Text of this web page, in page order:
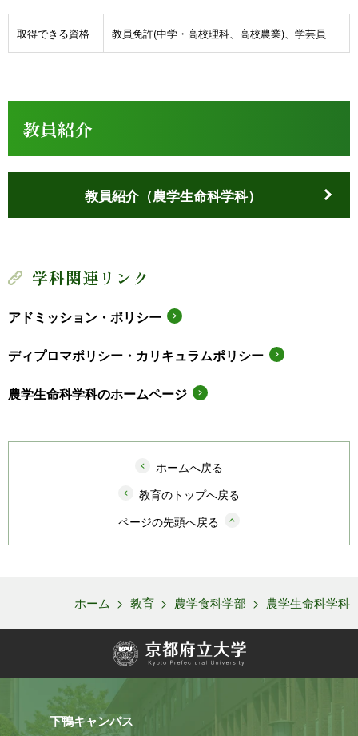
取得できる資格 教員免許(中学・高校理科、高校農業)、学芸員
教員紹介
教員紹介（農学生命科学科）
学科関連リンク
アドミッション・ポリシー
ディプロマポリシー・カリキュラムポリシー
農学生命科学科のホームページ
教育のトップへ戻る
ホームへ戻る
ページの先頭へ戻る
ホーム > 教育 > 農学食科学部 > 農学生命科学科
下鴨キャンパス